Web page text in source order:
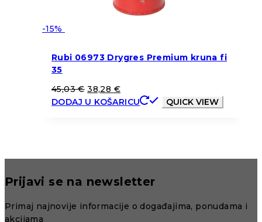
-15%
Rubi 06973 Drygres Premium kruna fi
35
45,03€ 38,28 €
DODAJ U KOŠARICU
QUICK VIEW
Prijavi se na newsletter
Primaj najnovije informacije o događajima, ponudama i
akcijama